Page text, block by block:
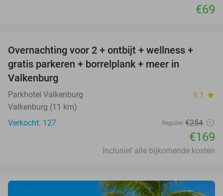
€69
33%
Overnachting voor 2 + ontbijt + wellness +
gratis parkeren + borrelplank + meer in
Valkenburg
Parkhotel Valkenburg 9.1 star
Valkenburg (11 km)
Verkocht: 127
Regulier €254
€169
Inclusief alle bijkomende kosten